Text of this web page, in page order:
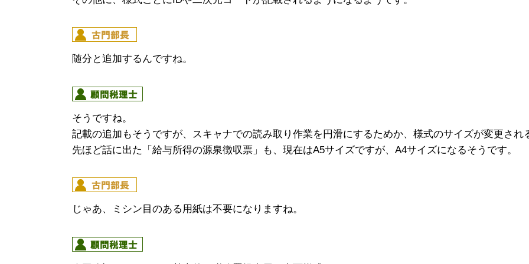
随分と追加するんですね。
そうですね。
記載の追加もそうですが、スキャナでの読み取り作業を円滑にするためか、様式のサイズが変更され
先ほど話に出た「給与所得の源泉徴収票」も、現在はA5サイズですが、A4サイズになるそうです。
じゃあ、ミシン目のある用紙は不要になりますね。